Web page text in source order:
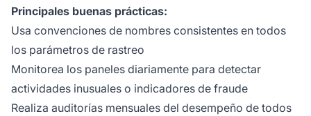
Principales buenas prácticas:
Usa convenciones de nombres consistentes en todos
los parámetros de rastreo
Monitorea los paneles diariamente para detectar
actividades inusuales o indicadores de fraude
Realiza auditorías mensuales del desempeño de todos